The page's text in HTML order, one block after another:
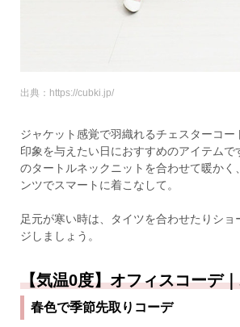
出典：https://cubki.jp/
ジャケット感覚で羽織れるチェスターコー
印象を与えたい日におすすめのアイテムで
のタートルネックニットを合わせて暖かく
ンツでスマートに着こなして。
足元が寒い時は、タイツを合わせたりショ
ジしましょう。
【気温0度】オフィスコーデ
春色で季節先取りコーデ